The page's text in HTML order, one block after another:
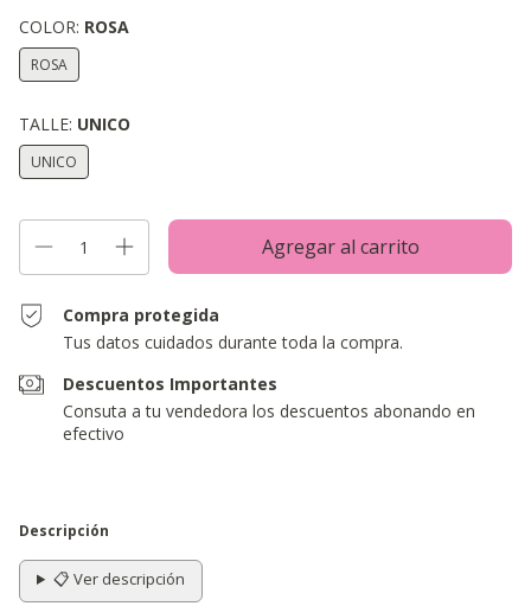
COLOR: ROSA
ROSA
TALLE: UNICO
UNICO
Compra protegida
Tus datos cuidados durante toda la compra.
Descuentos Importantes
Consuta a tu vendedora los descuentos abonando en
efectivo
Descripción
📋 Ver descripción